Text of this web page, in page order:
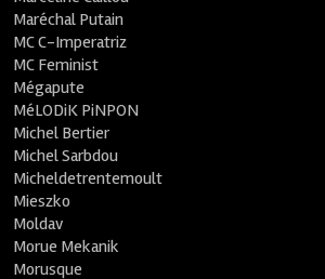
Maréchal Putain
MC C-Imperatriz
MC Feminist
Mégapute
MéLODiK PiNPON
Michel Bertier
Michel Sarbdou
Micheldetrentemoult
Mieszko
Moldav
Morue Mekanik
Morusque